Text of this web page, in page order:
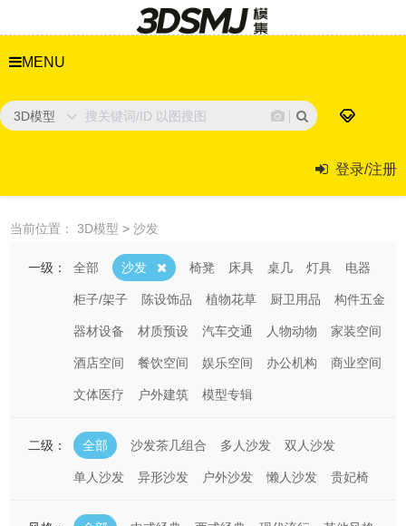
MENU
3D模型
登录/注册
当前位置： 3D模型 > 沙发
一级： 全部 沙发 椅凳 床具 桌几 灯具 电器
柜子/架子 陈设饰品 植物花草 厨卫用品 构件五金
器材设备 材质预设 汽车交通 人物动物 家装空间
酒店空间 餐饮空间 娱乐空间 办公机构 商业空间
文体医疗 户外建筑 模型专辑
二级： 全部 沙发茶几组合 多人沙发 双人沙发
单人沙发 异形沙发 户外沙发 懒人沙发 贵妃椅